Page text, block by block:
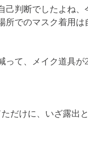
己判断でしたよね
でのマスク着用は
て、メイク道具
だけに、いざ露出